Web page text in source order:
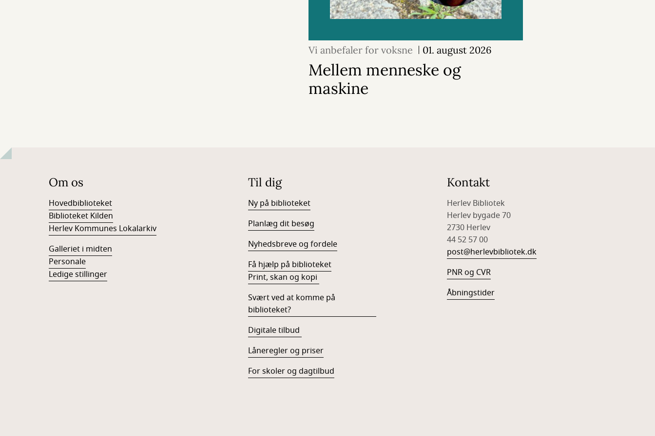
Vi anbefaler for voksne 01. august 2026
Mellem menneske og
maskine
Om os
Hovedbiblioteket
Biblioteket Kilden
Herlev Kommunes Lokalarkiv
Galleriet i midten
Personale
Ledige stillinger
Til dig
Ny på biblioteket
Planlæg dit besøg
Nyhedsbreve og fordele
Få hjælp på biblioteket
Print, skan og kopi
Svært ved at komme på
biblioteket?
Digitale tilbud
Låneregler og priser
For skoler og dagtilbud
Kontakt
Herlev Bibliotek
Herlev bygade 70
2730 Herlev
44 52 57 00
post@herlevbibliotek.dk
PNR og CVR
Åbningstider